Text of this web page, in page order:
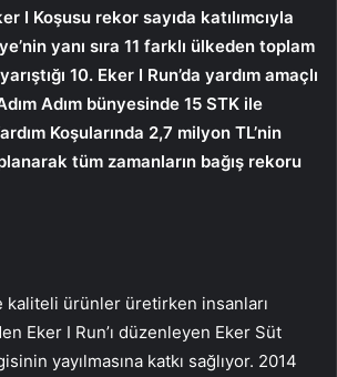
I Koşusu rekor sayıda katılımcıyla
yanı sıra 11 farklı ülkeden toplam
10. Eker I Run’da yardım amaçlı
Adım bünyesinde 15 STK ile
Koşularında 2,7 milyon TL’nin
tüm zamanların bağış rekoru
kaliteli ürünler üretirken insanları
Eker I Run’ı düzenleyen Eker Süt
yayılmasına katkı sağlıyor. 2014